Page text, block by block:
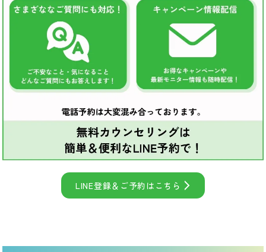
LINE登録＆ご予約はこちら